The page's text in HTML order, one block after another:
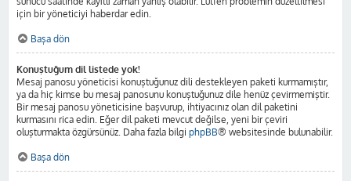
için bir yöneticiyi haberdar edin.
Başa dön
Konuştuğum dil listede yok!
Mesaj panosu yöneticisi konuştuğunuz dili destekleyen paketi kurmamıştır,
ya da hiç kimse bu mesaj panosunu konuştuğunuz dile henüz çevirmemiştir.
Bir mesaj panosu yöneticisine başvurup, ihtiyacınız olan dil paketini
kurmasını rica edin. Eğer dil paketi mevcut değilse, yeni bir çeviri
oluşturmakta özgürsünüz. Daha fazla bilgi phpBB® websitesinde bulunabilir.
Başa dön